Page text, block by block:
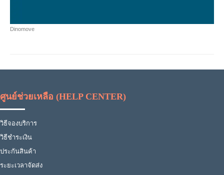
Dinomove
ศูนย์ช่วยเหลือ (HELP CENTER)
วิธีจองบริการ
วิธีชำระเงิน
ประกันสินค้า
ระยะเวลาจัดส่ง